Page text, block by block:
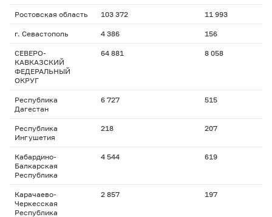
Ростовская область 103 372 11 993
г. Севастополь 4 386 156
СЕВЕРО-
КАВКАЗСКИЙ
ФЕДЕРАЛЬНЫЙ
ОКРУГ
64 881 8 058
Республика
Дагестан
6 727 515
Республика
Ингушетия
218 207
Кабардино-
Балкарская
Республика
4 544 619
Карачаево-
Черкесская
Республика
2 857 197